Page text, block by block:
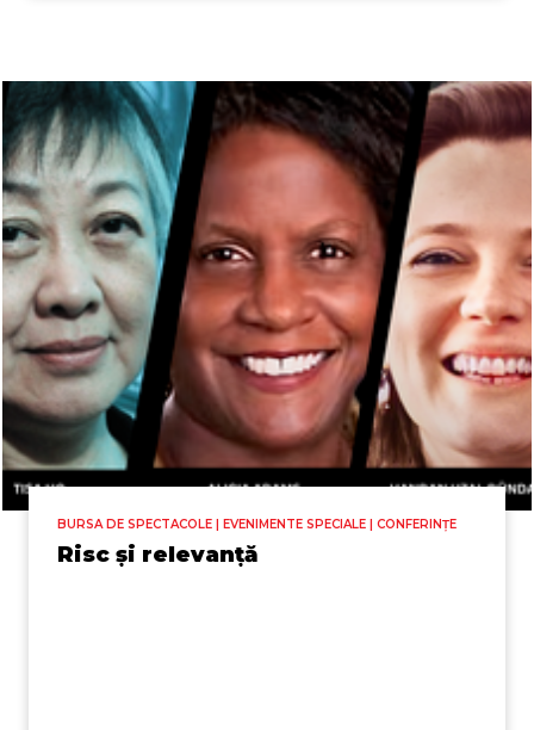
BURSA DE SPECTACOLE | EVENIMENTE SPECIALE | CONFERINȚE
Risc și relevanță